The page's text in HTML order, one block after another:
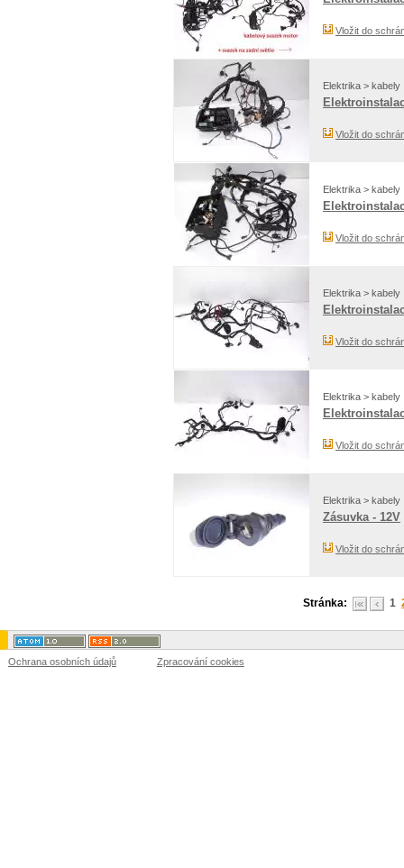
Vložit do
Elektrika > kabely
Vložit do
Elektrika > kabely
Vložit do
Elektrika > kabely
Vložit do
Elektrika > kabely
Vložit do
Elektrika > kabely
Zásuvka - 12V
Vložit do
Stránka: 1
Ochrana osobních údajů Zpracování cookies